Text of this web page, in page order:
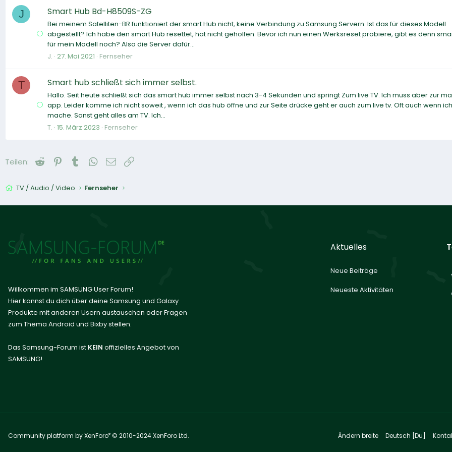
J Smart Hub Bd-H8509S-ZG
Bei meinem Satelliten-BR funktioniert der smart Hub nicht, keine Verbindung zu Samsung Servern. Ist das für dieses Modell
abgestellt? Ich habe den smart Hub resettet, hat nicht geholfen. Bevor ich nun einen Werksreset probiere, gibt es denn
für mein Modell noch? Also die Server dafür...
J. 27. Mai 2021 Fernseher
T Smart hub schließt sich immer selbst.
Hallo. Seit heute schließt sich das smart hub immer selbst nach 3-4 Sekunden und springt Zum live TV. Ich muss aber zur
app. Leider komme ich nicht soweit , wenn ich das hub öffne und zur Seite drücke geht er auch zum live tv. Oft auch wenn
mache. Sonst geht alles am TV. Ich...
T. 15. März 2023 Fernseher
Teilen: Reddit PinterestTumblrWhatsApp
E-Mail
TV / Audio / Video Fernseher
Willkommen im SAMSUNG User Forum!
Hier kannst du dich über deine Samsung und Galaxy
Produkte mit anderen Usern austauschen oder Fragen
zum Thema Android und Bixby stellen.
Das Samsung-Forum ist KEIN offizielles Angebot von
SAMSUNG!
Aktuelles
Neue Beiträge
Neueste Aktivitäten
Community platform by XenForo® © 2010-2024 XenForo Ltd. Ändern breite Deutsch [Du]